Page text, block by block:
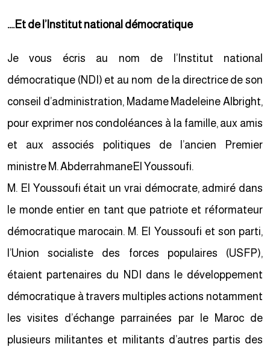
….Et de l’Institut national démocratique
Je vous écris au nom de l’Institut national
démocratique (NDI) et au nom de la directrice de son
conseil d’administration, Madame Madeleine Albright,
pour exprimer nos condoléances à la famille, aux amis
et aux associés politiques de l’ancien Premier
ministre M. AbderrahmaneEl Youssoufi.
M. El Youssoufi était un vrai démocrate, admiré dans
le monde entier en tant que patriote et réformateur
démocratique marocain. M. El Youssoufi et son parti,
l’Union socialiste des forces populaires (USFP),
étaient partenaires du NDI dans le développement
démocratique à travers multiples actions notamment
les visites d’échange parrainées par le Maroc de
plusieurs militantes et militants d’autres partis des